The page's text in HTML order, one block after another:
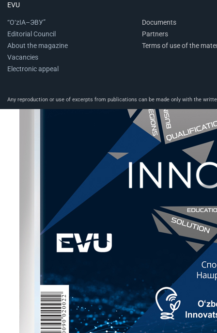
EVU
“O‘zIA–ЭВУ”
Editorial Council
About the magazine
Vacancies
Electronic appeal
Documents
Partners
Terms of use of the
Any reproduction or use of excerpts from publications can be made only with the